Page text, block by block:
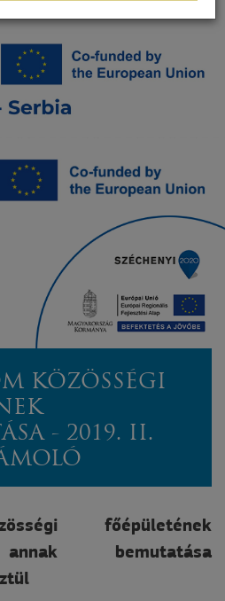
KÖZÖSSÉGI
- 2019. II.
főépületének
bemutatása